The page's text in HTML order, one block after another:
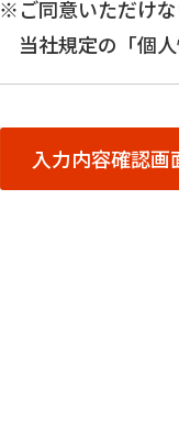
※ご同意いただけな
当社規定の「個